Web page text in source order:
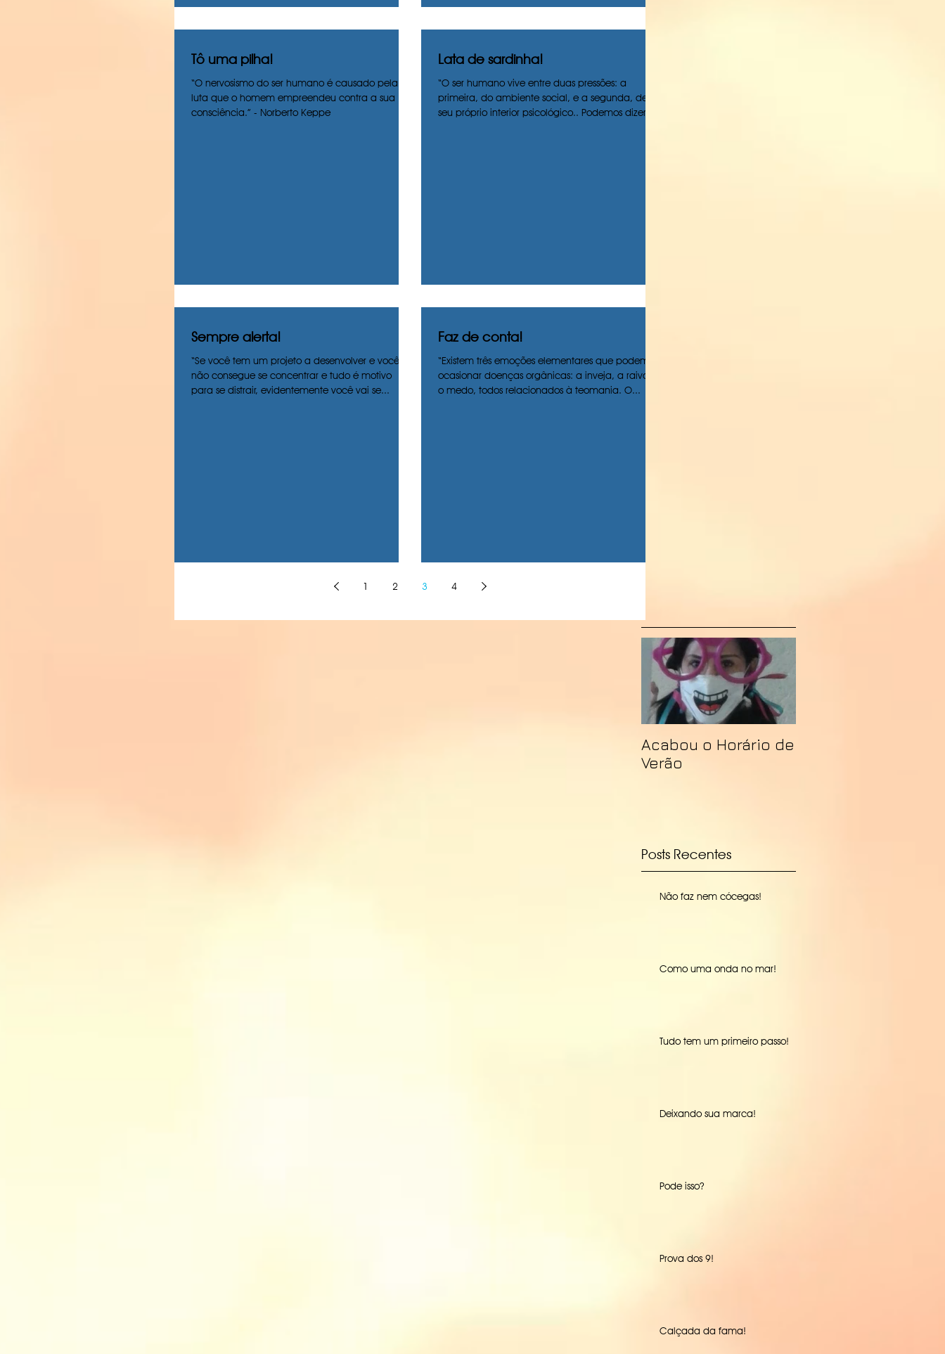
Tô uma pilha!
“O nervosismo do ser humano é causado pela
luta que o homem empreendeu contra a sua
consciência.” - Norberto Keppe
Lata de sardinha!
“O ser humano vive entre duas pressões: a
primeira, do ambiente social, e a segunda, de
seu próprio interior psicológico.. Podemos dizer...
Sempre alerta!
“Se você tem um projeto a desenvolver e você
não consegue se concentrar e tudo é motivo
para se distrair, evidentemente você vai se...
Faz de conta!
“Existem três emoções elementares que podem
ocasionar doenças orgânicas: a inveja, a raiva e
o medo, todos relacionados à teomania. O...
1 2 3 4
Acabou o Horário de
Verão
Posts Recentes
Não faz nem cócegas!
Como uma onda no mar!
Tudo tem um primeiro passo!
Deixando sua marca!
Pode isso?
Prova dos 9!
Calçada da fama!